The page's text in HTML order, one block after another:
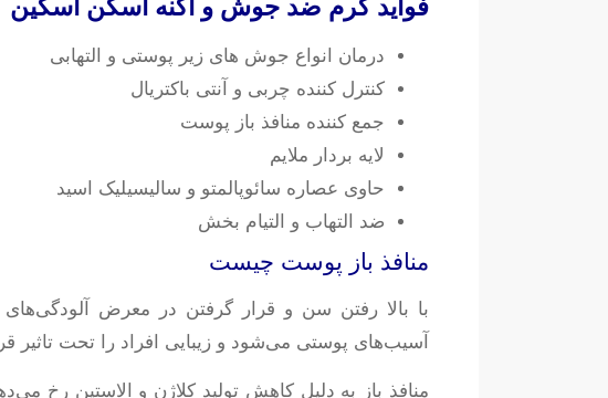
فواید کرم ضد جوش و آکنه اسکن اسکین
درمان انواع جوش های زیر پوستی و التهابی
کنترل کننده چربی و آنتی باکتریال
جمع کننده منافذ باز پوست
لایه بردار ملایم
حاوی عصاره سائوپالمتو و سالیسیلیک اسید
ضد التهاب و التیام بخش
منافذ باز پوست چیست
با بالا رفتن سن و قرار گرفتن در معرض
آسیب‌های پوستی می‌شود و زیبایی افراد را تحت تاثیر
منافذ باز به دلیل کاهش تولید کلاژن و الاستین رخ